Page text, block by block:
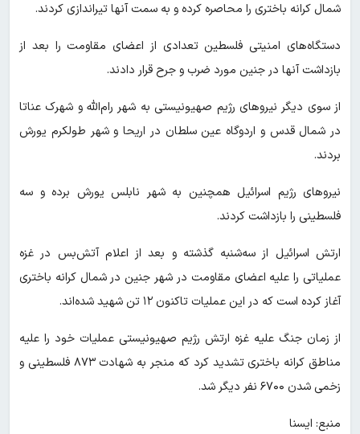
شمال کرانه باختری را محاصره کرده و به سمت آنها تیراندازی کردند.
دستگاه‌های امنیتی فلسطین تعدادی از اعضای مقاومت را بعد از
بازداشت آنها در جنین مورد ضرب و جرح قرار دادند.
از سوی دیگر نیروهای رژیم صهیونیستی به شهر رام‌الله و شهرک عناتا
در شمال قدس و اردوگاه عین سلطان در اریحا و شهر طولکرم یورش
بردند.
نیروهای رژیم اسرائیل همچنین به شهر نابلس یورش برده و سه
فلسطینی را بازداشت کردند.
ارتش اسرائیل از سه‌شنبه گذشته و بعد از اعلام آتش‌بس در غزه
عملیاتی را علیه اعضای مقاومت در شهر جنین در شمال کرانه باختری
آغاز کرده است که در این عملیات تاکنون ۱۲ تن شهید شده‌اند.
از زمان جنگ علیه غزه ارتش رژیم صهیونیستی عملیات خود را علیه
مناطق کرانه باختری تشدید کرد که منجر به شهادت ۸۷۳ فلسطینی و
زخمی شدن ۶۷۰۰ نفر دیگر شد.
منبع: ایسنا